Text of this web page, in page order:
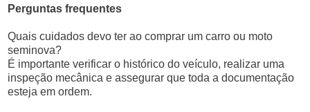
Perguntas frequentes
Quais cuidados devo ter ao comprar um carro ou moto
seminova?
É importante verificar o histórico do veículo, realizar uma
inspeção mecânica e assegurar que toda a documentação
esteja em ordem.